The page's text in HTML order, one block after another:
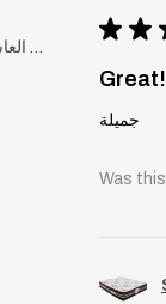
★ ★
Great!
جميلة
Was